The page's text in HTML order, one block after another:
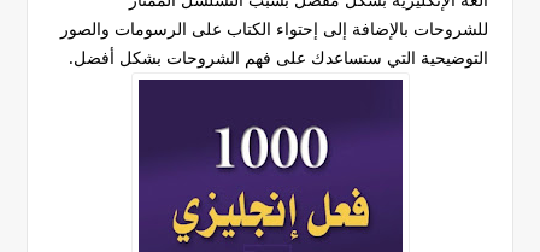
للشروحات بالإضافة إلى إحتواء الكتاب على الرسومات والصور
التوضيحية التي ستساعدك على فهم الشروحات بشكل أفضل.